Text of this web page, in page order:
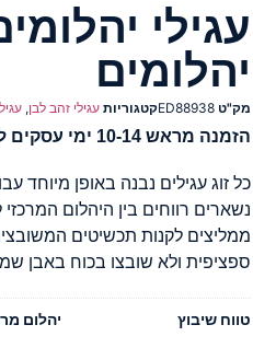
עגילי
יהלומים
מק"ט ED88938קטגוריות עגילי זהב לבן,
הזמנה מראש 10-14 ימי עסקים לייצור
כל זוג עגילים נבנה באופן מיוחד
נשארים רווחים בין היהלום
ממליצים לקנות תכשיטים
ספציפית ולא שובצו בכוח באבן
טווח שיבוץ יהלום